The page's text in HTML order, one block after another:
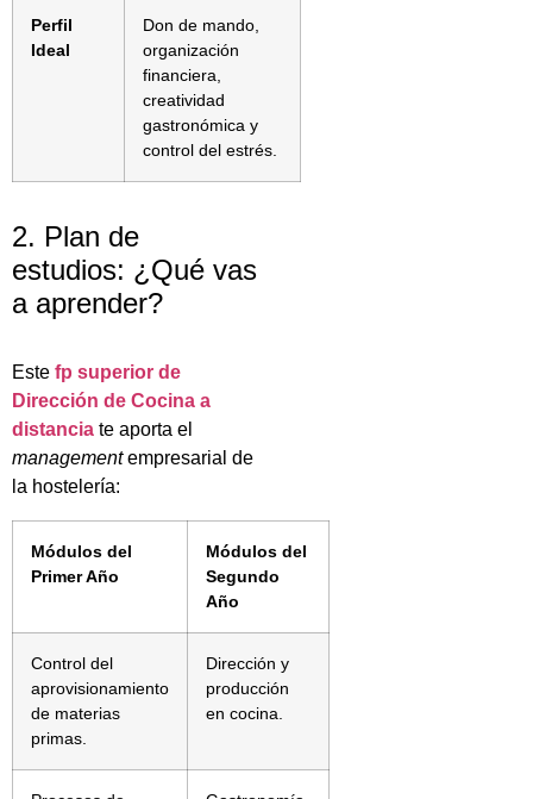
Perfil
Ideal
Don de mando,
organización
financiera,
creatividad
gastronómica y
control del estrés.
2. Plan de
estudios: ¿Qué vas
a aprender?
Este fp superior de
Dirección de Cocina a
distancia te aporta el
managementempresarial de
la hostelería:
Módulos del
Primer Año
Módulos del
Segundo
Año
Control del
aprovisionamiento
de materias
primas.
Dirección y
producción
en cocina.